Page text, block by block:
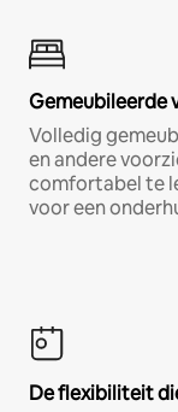
Gemeubileerde
Volledig
en andere
comfortabel te
voor een
De flexibiliteit